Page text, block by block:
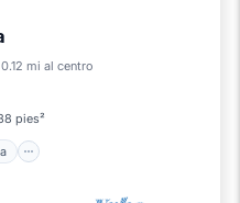
0.12 mi al centro
pies²
Cocina